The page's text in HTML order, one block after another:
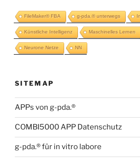
FileMaker® FBA g-pda.® unterwegs
Künstliche Intelligenz Maschinelles Lernen
Neurone Netze NN
SITEMAP
APPs von g-pda.®
COMBI5000 APP Datenschutz
g-pda.® für in vitro labore